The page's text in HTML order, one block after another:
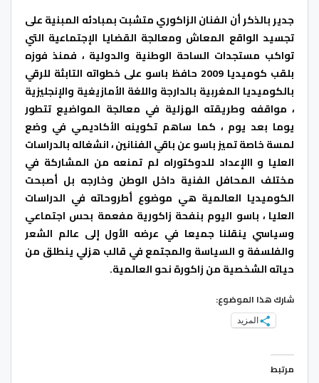
جدير بالذكر أن الفنان الزاكوري متشبت بمبادئه المبنية على
تجسيد الواقع المعاش ومعالجة القضايا الإجتماعية التي
تواكب مستجدات الساحة الوطنية والدولية ، فمنذ فوزه
بلقب كوميديا 2009 حافظ باسو على خطواته التابثة للرقي
بالكوميديا المغربية بالدارجة واللغة الأمازيغية والإنجليزية
، مواقفه وطريقته الهزلية في معالجة المواضيع تتطور
يوما بعد يوم ، كما ساهم تكوينه الأكاديمي في وضع
لمسة خاصة تميز باسو عن باقي الفنانين ، انشغاله بالدراسات
العليا و االإعداد للدوكتوراه لم تمنعه من المشاركة في
مختلف المحافل الفنية داخل الوطن وخارجه بل أصبحت
الكوميديا العالمية هي موضوع أطروحاته في الدراسات
العليا ، باسو اليوم بنفحة زاكورية مفعمة بحس اجتماعي
وسياسي ينقلنا جميعا في عرضه الأول إلى عالم الشعر
والفلسفة و السياسة والمجتمع في قالب هزلي ينطلق من
حياته الشخصية من زاكورة نحو العالمية.
شارك هذا الموضوع:
المزيد
مرتبط